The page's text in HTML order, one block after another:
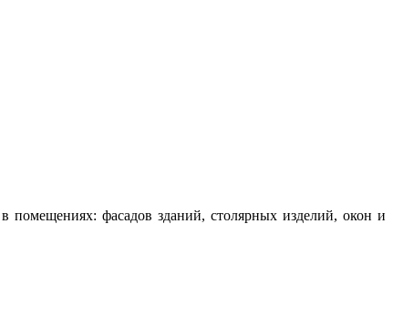
помещениях: фасадов зданий, столярных изделий, окон и